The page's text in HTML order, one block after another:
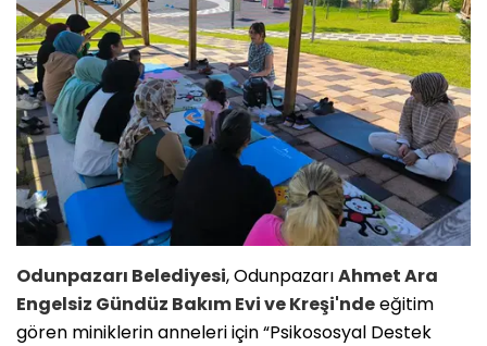
Odunpazarı Belediyesi, OdunpazarıAhmet Ara
Engelsiz Gündüz Bakım Evi ve Kreşi'ndeeğitim
gören miniklerin anneleri için “Psikososyal Destek